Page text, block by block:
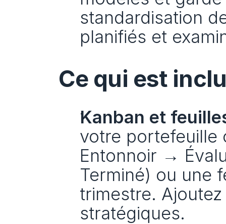
standardisation
planifiés et
Ce qui est
Kanban et
votre portefeuille
Entonnoir →
Terminé) ou une
trimestre.
stratégiques.